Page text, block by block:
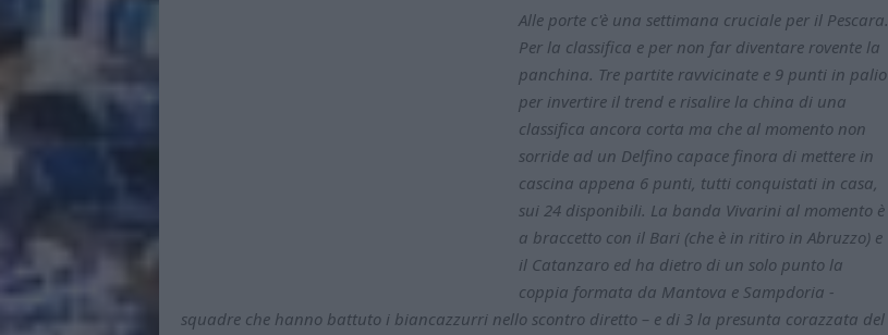
Alle porte c'è una settimana cruciale per il Pescara.
Per la classifica e per non far diventare rovente la
panchina. Tre partite ravvicinate e 9 punti in palio
per invertire il trend e risalire la china di una
classifica ancora corta ma che al momento non
sorride ad un Delfino capace finora di mettere in
cascina appena 6 punti, tutti conquistati in casa,
sui 24 disponibili. La banda Vivarini al momento è
a braccetto con il Bari (che è in ritiro in Abruzzo) e
il Catanzaro ed ha dietro di un solo punto la
coppia formata da Mantova e Sampdoria -
squadre che hanno battuto i biancazzurri nello scontro diretto – e di 3 la presunta corazzata del